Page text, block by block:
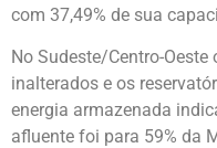
com 37,49% de sua
No Sudeste/Centro-
inalterados e os
energia armazenada
afluente foi para 59% da